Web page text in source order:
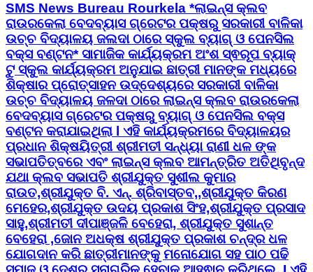
SMS News Bureau Rourkela *ଲାଇନ୍ସ କ୍ଲବ
ରାଉରକେଲା ବେଦବ୍ୟାସ ଗ୍ରେଟର ପକ୍ଷରୁ ସରକାରୀ ବାଳିକା
ଉଚ୍ଚ ବିଦ୍ୟାଳୟ ଜଲଦା ଠାରେ ସ୍କୁଲ ବ୍ୟାଗ୍ ଓ ପେନସିଲ
ବକ୍ସ ବଣ୍ଟନ* ସାମାଜିକ କାର୍ଯ୍ୟକ୍ରମ ଅଂଶ ସ୍ଵରୂପ ବ୍ୟାକ୍
ଟୁ ସ୍କୁଲ କାର୍ଯ୍ୟକ୍ରମ ଅନୁଯାଇ ଛାତ୍ରୀ ମାନଙ୍କ ମଧ୍ୟରେ
ଶିକ୍ଷାର ପ୍ରୋତ୍ସାହନ ଉଦ୍ଦେଶ୍ୟରେ ସରକାରୀ ବାଳିକା
ଉଚ୍ଚ ବିଦ୍ୟାଳୟ ଜଳଦା ଠାରେ ଲାଇନ୍ସ କ୍ଲବ ରାଉରକେଲା
ବେଦବ୍ୟାସ ଗ୍ରେଟର ପକ୍ଷରୁ ବ୍ୟାଗ୍ ଓ ପେନସିଲ ବକ୍ସ
ବଣ୍ଟନ କରାଯାଇଥିଲା l ଏହି କାର୍ଯ୍ୟକ୍ରମରେ ବିଦ୍ୟାଳୟର
ପ୍ରଧାନ ଶିକ୍ଷୟିତ୍ରୀ ଶ୍ରୀମତୀ ସନ୍ଧ୍ୟା ରାଣୀ ଧଳ ଙ୍କ
ସଭାପତିତ୍ବରେ ଏବଂ ଲାଇନ୍ସ କ୍ଲବ ଆମନ୍ତ୍ରିତ ଅତିଥିବୃନ୍ଦ
ଯଥା କ୍ଲବ ସଭାପତି ଶ୍ରୀଯୁକ୍ତ ସୁଶୀଲ କୁମାର
ରାଉତ,ଶ୍ରୀଯୁକ୍ତ ବି. ଏନ୍. ଶ୍ରିବାସ୍ତବ,,ଶ୍ରୀଯୁକ୍ତ କିରଣ
ମେହେର,ଶ୍ରୀଯୁକ୍ତ ଉଦୟ ପ୍ରକାଶ ସିଂହ,ଶ୍ରୀଯୁକ୍ତ ପ୍ରସାଦ
ସାହୁ,ଶ୍ରୀମତୀ ଦୀପାଞ୍ଜଳି ବେହେରା, ଶ୍ରୀଯୁକ୍ତ ସୁଶାନ୍ତ
ବେହେରା ,ଜୋନ ଅଧକ୍ଷ ଶ୍ରୀଯୁକ୍ତ ପ୍ରକାଶ ଚନ୍ଦ୍ର ଧଳ
ଯୋଗଦାନ କରି ଛାତ୍ରୀମାନଙ୍କୁ ମନୋଯୋଗ ସହ ପାଠ ପଢି